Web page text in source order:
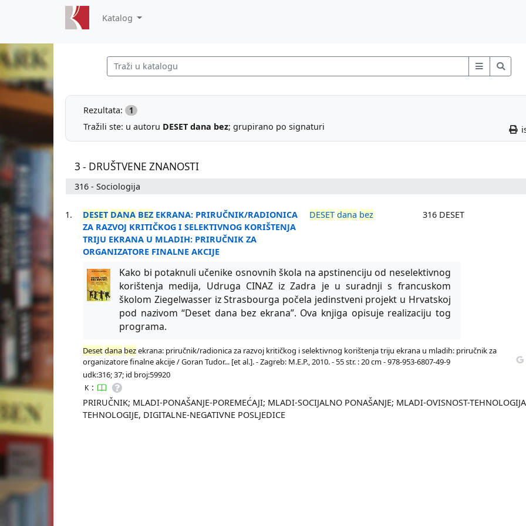
Katalog
Rezultata: 1
Tražili ste: u autoru DESET dana bez; grupirano po signaturi
3 - DRUŠTVENE ZNANOSTI
316 - Sociologija
1. DESET DANA BEZ EKRANA: PRIRUČNIK/RADIONICA
ZA RAZVOJ KRITIČKOG I SELEKTIVNOG KORIŠTENJA
TRIJU EKRANA U MLADIH: PRIRUČNIK ZA
ORGANIZATORE FINALNE AKCIJE
DESET dana bez 316 DESET
Kako bi potaknuli učenike osnovnih škola na apstinenciju od neselektivnog
korištenja medija, Udruga CINAZ iz Zadra je u suradnji s francuskom
školom Ziegelwasser iz Strasbourga počela jedinstveni projekt u Hrvatskoj
pod nazivom “Deset dana bez ekrana”. Ova knjiga opisuje realizaciju tog
programa.
Desetdana bezekrana: priručnik/radionica za razvoj kritičkog i selektivnog korištenja triju ekrana u mladih: priručnik za
organizatore finalne akcije / Goran Tudor... [et al.]. - Zagreb: M.E.P., 2010. - 55 str. : 20 cm - 978-953-6807-49-9
udk:316; 37; id broj:59920
K :
PRIRUČNIK; MLADI-PONAŠANJE-POREMEĆAJI; MLADI-SOCIJALNO PONAŠANJE; MLADI-OVISNOST-
TEHNOLOGIJE, DIGITALNE-NEGATIVNE POSLJEDICE